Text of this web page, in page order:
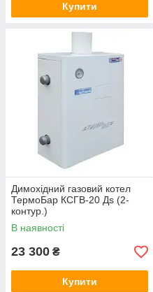
Купити
Димохідний газовий котел
ТермоБар КСГВ-20 Дѕ (2-
контур.)
В наявності
23 300 ₴
Купити